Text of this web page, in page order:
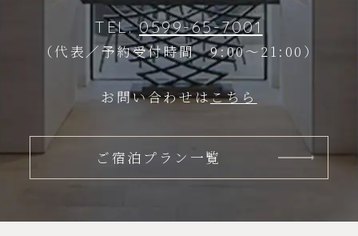
TEL.0599-65-7001
（代表／予約受付時間 9:00～21:00）
お問い合わせはこちら
ご宿泊プラン一覧